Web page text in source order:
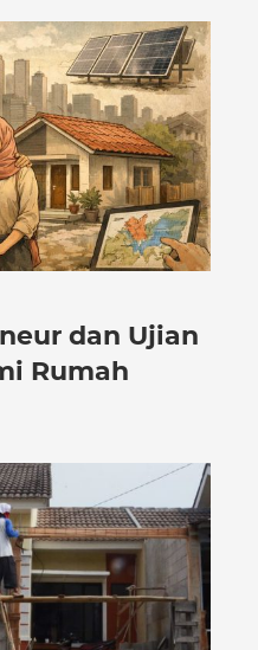
dan Ujian
Rumah